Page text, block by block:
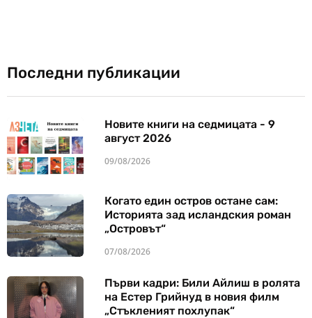
Последни публикации
Новите книги на седмицата - 9
август 2026
09/08/2026
Когато един остров остане сам:
Историята зад исландския роман
„Островът“
07/08/2026
Първи кадри: Били Айлиш в ролята
на Естер Грийнуд в новия филм
„Стъкленият похлупак“